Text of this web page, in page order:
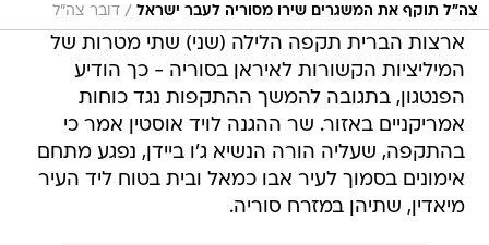
צה"ל תוקף את המשגרים שירו מסוריה לעבר ישראל / דובר צה"ל
ארצות הברית תקפה הלילה (שני) שתי מטרות של
המיליציות הקשורות לאיראן בסוריה - כך הודיע
הפנטגון, בתגובה להמשך ההתקפות נגד כוחות
אמריקניים באזור. שר ההגנה לויד אוסטין אמר כי
בהתקפה, שעליה הורה הנשיא ג'ו ביידן, נפגע מתחם
אימונים בסמוך לעיר אבו כמאל ובית בטוח ליד העיר
מיאדין, שתיהן במזרח סוריה.